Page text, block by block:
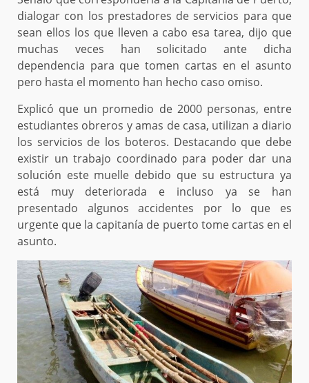
dialogar con los prestadores de servicios para que
sean ellos los que lleven a cabo esa tarea, dijo que
muchas veces han solicitado ante dicha
dependencia para que tomen cartas en el asunto
pero hasta el momento han hecho caso omiso.
Explicó que un promedio de 2000 personas, entre
estudiantes obreros y amas de casa, utilizan a diario
los servicios de los boteros. Destacando que debe
existir un trabajo coordinado para poder dar una
solución este muelle debido que su estructura ya
está muy deteriorada e incluso ya se han
presentado algunos accidentes por lo que es
urgente que la capitanía de puerto tome cartas en el
asunto.